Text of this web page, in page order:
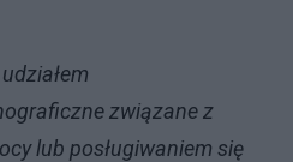
związane z
lub posługiwaniem się